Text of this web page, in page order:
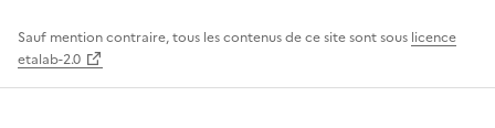
Sauf mention contraire, tous les contenus de ce site sont sous licence
etalab-2.0